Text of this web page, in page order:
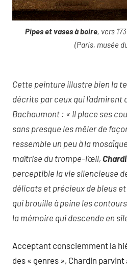
Pipes et vases à boire, vers
(Paris, musée
Cette peinture illustre bien la
décrite par ceux qui l’admirent
Bachaumont : « Il place ses
sans presque les mêler de
ressemble un peu à la
maîtrise du trompe-l’œil,
perceptible la vie silencieuse
délicats et précieux de bleus
qui brouille à peine les
la mémoire qui descende en
Acceptant consciemment la
des « genres », Chardin